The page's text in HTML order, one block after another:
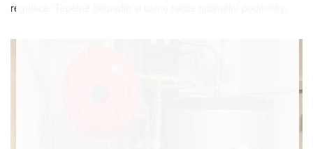
regulace. Tepelné čerpadlo si samo najde optimální podmínky.